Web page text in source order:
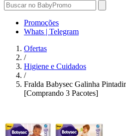
Promoções
Whats | Telegram
Ofertas
/
Higiene e Cuidados
/
Fralda Babysec Galinha
[Comprando 3 Pacotes]